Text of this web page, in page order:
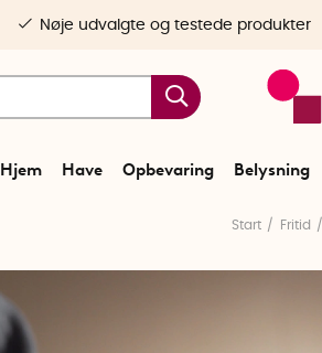
Hjem Have Opbevaring Belysning
Nøje udvalgte og testede produkter
Start Fritid